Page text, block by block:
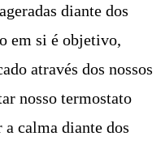
diante dos
em si é objetivo,
através dos nossos
nosso termostato
calma diante dos